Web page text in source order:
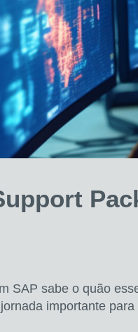
SAP sabe o quão
importante para